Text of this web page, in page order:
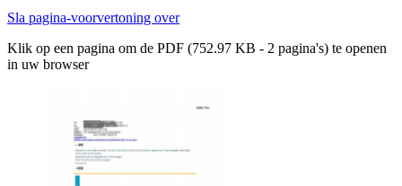
Sla pagina-voorvertoning over
Klik op een pagina om de PDF (752.97 KB - 2 pagina's) te openen
in uw browser